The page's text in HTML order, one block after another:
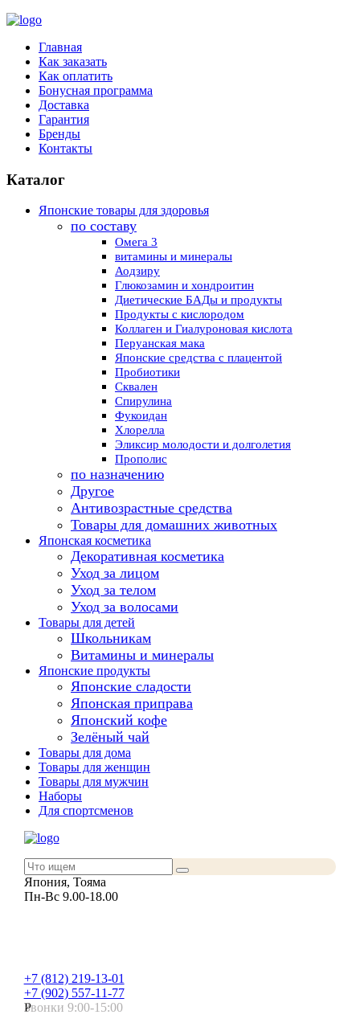
Главная
Как заказать
Как оплатить
Бонусная программа
Доставка
Гарантия
Бренды
Контакты
Каталог
Японские товары для здоровья
по составу
Омега 3
витамины и минералы
Аодзиру
Глюкозамин и хондроитин
Диетические БАДы и продукты
Продукты с кислородом
Коллаген и Гиалуроновая кислота
Перуанская мака
Японские средства с плацентой
Пробиотики
Сквален
Спирулина
Фукоидан
Хлорелла
Эликсир молодости и долголетия
Прополис
по назначению
Другое
Антивозрастные средства
Товары для домашних животных
Японская косметика
Декоративная косметика
Уход за лицом
Уход за телом
Уход за волосами
Товары для детей
Школьникам
Витамины и минералы
Японские продукты
Японские сладости
Японская приправа
Японский кофе
Зелёный чай
Товары для дома
Товары для женщин
Товары для мужчин
Наборы
Для спортсменов
Япония, Тояма
Пн-Вс 9.00-18.00
+7 (812) 219-13-01
+7 (902) 557-11-77
Звонки 9:00-15:00
Р